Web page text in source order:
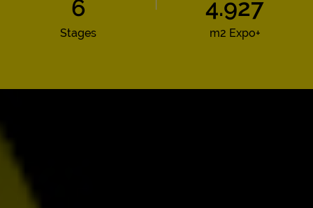
6
Stages
5.000
m2 Expo+